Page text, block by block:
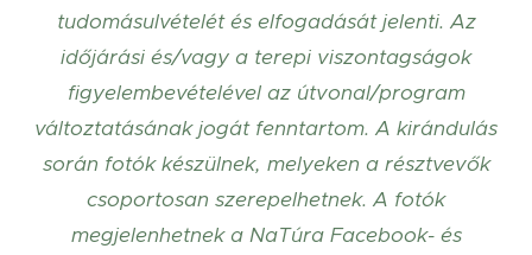
tudomásulvételét és elfogadását jelenti. Az
időjárási és/vagy a terepi viszontagságok
figyelembevételével az útvonal/program
változtatásának jogát fenntartom. A kirándulás
során fotók készülnek, melyeken a résztvevők
csoportosan szerepelhetnek. A fotók
megjelenhetnek a NaTúra Facebook- és